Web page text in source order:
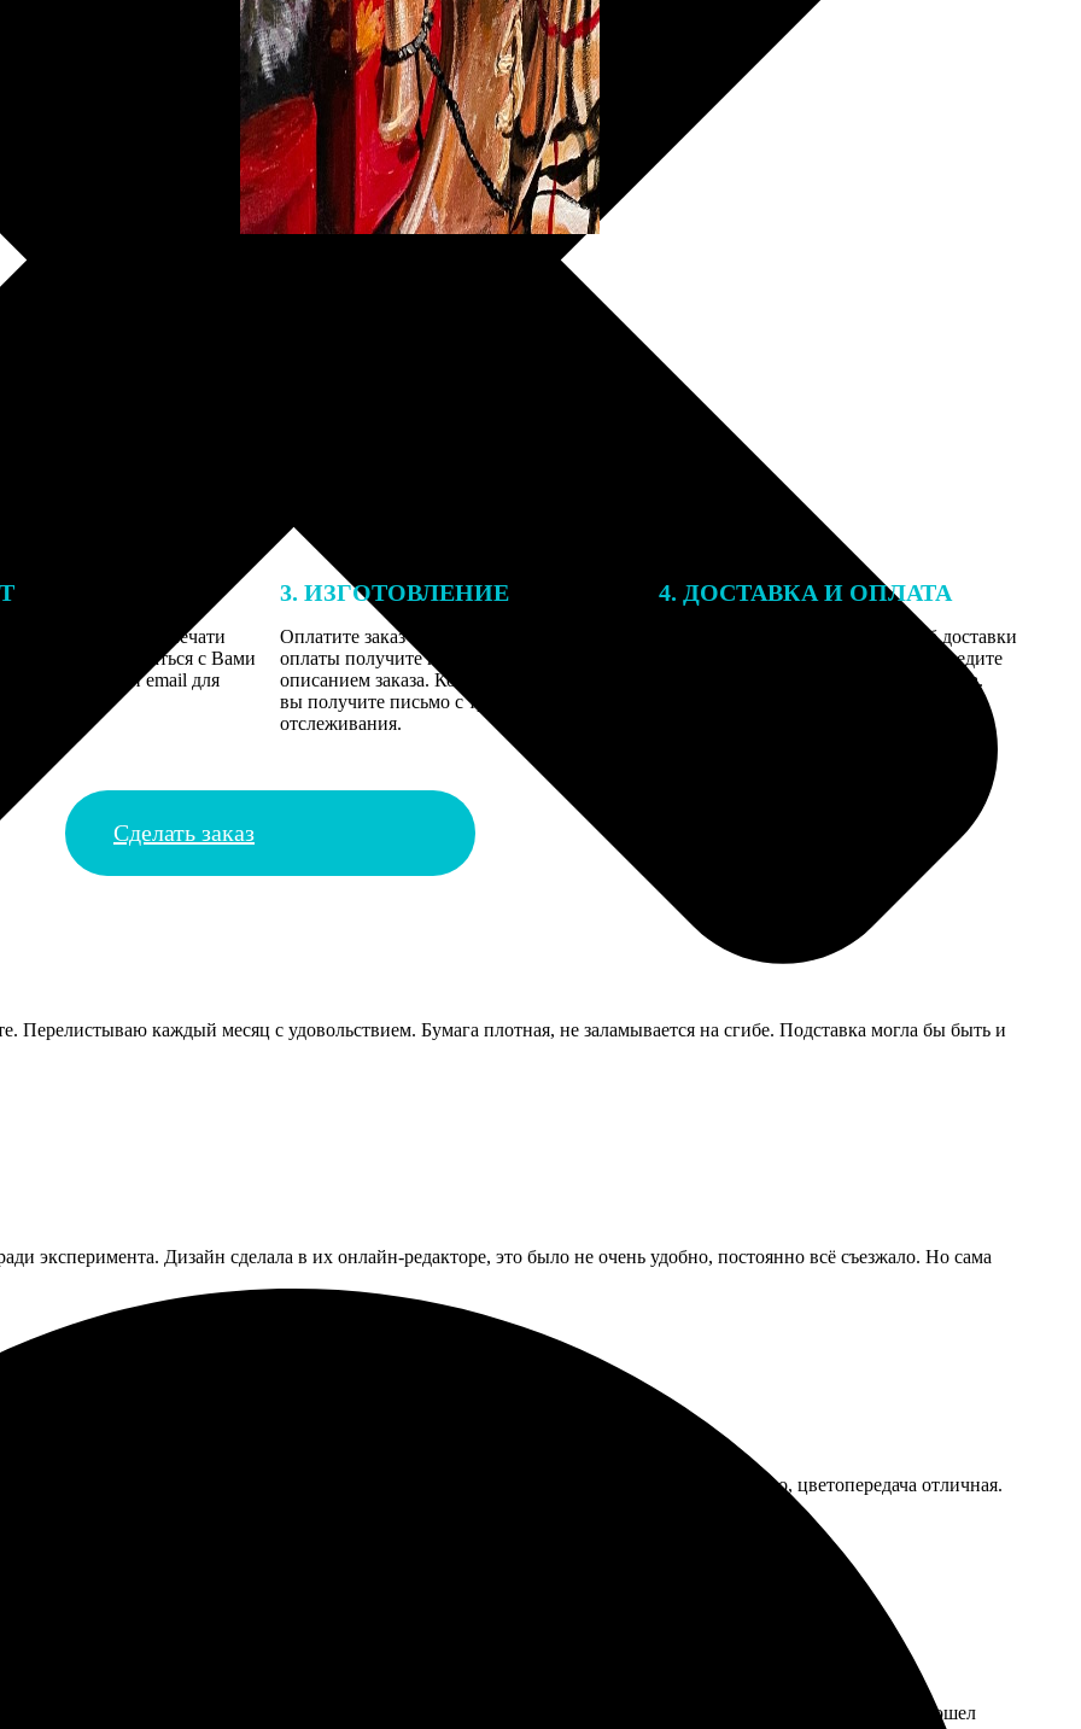
заказа к печати
могут связаться с Вами
телефону или email для
3. ИЗГОТОВЛЕНИЕ
Оплатите заказ банковской картой. После
оплаты получите подтверждение на email с
описанием заказа. Когда отправим заказ
вы получите письмо с трек-номером для
отслеживания.
4. ДОСТАВКА И ОПЛАТА
Введите адрес и выберите способ доставки
заказа. Если у вас есть промокод, введите
его в специальное поле для промокода.
Сделать заказ
Перелистываю каждый месяц с удовольствием. Бумага плотная, не заламывается на сгибе. Подставка могла бы быть и
эксперимента. Дизайн сделала в их онлайн-редакторе, это было не очень удобно, постоянно всё съезжало. Но сама
простым и понятным. Менеджеры готовы помочь с выбором. Качество печати впечатлило, цветопередача отличная.
всем, кто ищет профессионализм.
простым и интуитивно понятным. Качество печати впечатляет, а доставка была быстрой. Результат превзошел